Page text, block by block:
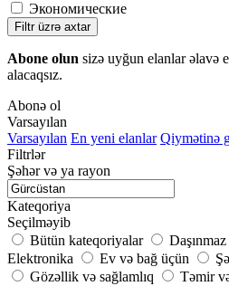
Экономические
Filtr üzrə axtar
Abone olun sizə uyğun elanlar əlavə
alacaqsız.
Abonə ol
Varsayılan
Varsayılan En yeni elanlar Qiymətinə
Filtrlər
Şəhər və ya rayon
Kateqoriya
Seçilməyib
Bütün kateqoriyalar
Elektronika
Ev və bağ üçün
Gözəllik və sağlamlıq
Təmir